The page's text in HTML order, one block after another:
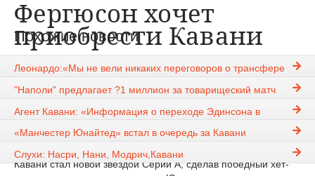
Фергюсон хочет
приобрести Кавани
Mankunianka 11-01-2011, 15:59 941
Новости
Манчестер Юнайтедхотел бы заполучить нападающего
В своем интервью Sunday Express Сэр Алекс поведал о том,
что давно следит за игроком Сборной Уругвая.
Кавани стал новой звездой Серии А, сделав победный хет-
Похожие новости
Леонардо:«Мы не вели никаких переговоров о трансфере
"Наполи" предлагает ?1 миллион за товарищеский матч
Агент Кавани: «Информация о переходе Эдинсона в
«Манчестер Юнайтед» встал в очередь за Кавани
Слухи: Насри, Нани, Модрич,Кавани